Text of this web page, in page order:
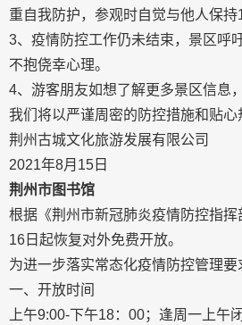
重自我防护，参观时自觉与他人保
3、疫情防控工作仍未结束，景区呼
不抱侥幸心理。
4、游客朋友如想了解更多景区信息
我们将以严谨周密的防控措施和贴
荆州古城文化旅游发展有限公司
2021年8月15日
荆州市图书馆
根据《荆州市新冠肺炎疫情防控指
16日起恢复对外免费开放。
为进一步落实常态化疫情防控管理要
一、开放时间
上午9:00-下午18：00；逢周一上午闭